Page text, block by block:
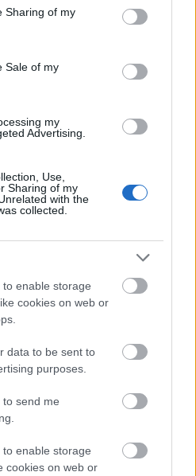
behaviour. You may click to
and its third-party tags to
purposes in below Google
Sharing of my
Sale of my
my
Advertising.
Use,
Sharing of my
with the
collected.
enable storage
cookies on web or
data to be sent to
purposes.
to send me
enable storage
cookies on web or
που κανείς δεν
Αθήνας μέσα από τα 4,5
θαμώνα με το ίδιο